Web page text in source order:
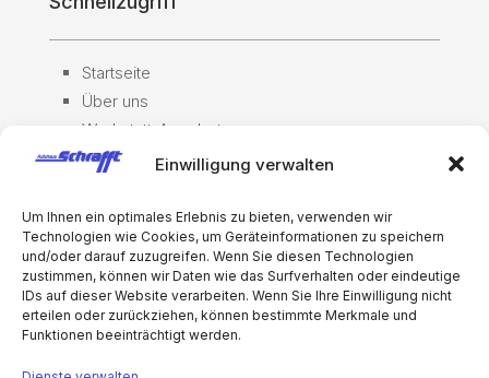
Einwilligung verwalten
Um Ihnen ein optimales Erlebnis zu bieten, verwenden wir
Technologien wie Cookies, um Geräteinformationen zu speichern
und/oder darauf zuzugreifen. Wenn Sie diesen Technologien
zustimmen, können wir Daten wie das Surfverhalten oder eindeutige
IDs auf dieser Website verarbeiten. Wenn Sie Ihre Einwilligung nicht
erteilen oder zurückziehen, können bestimmte Merkmale und
Funktionen beeinträchtigt werden.
Startseite
Über uns
Werkstatt-Angebot
Zubehör
Inzahlungnahme
Autowäsche
Servicetermin